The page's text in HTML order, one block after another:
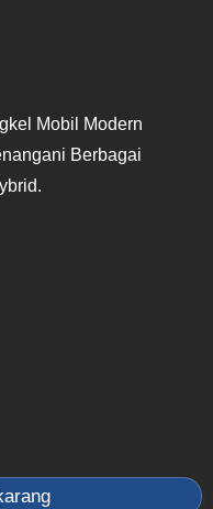
Mobil Modern
Berbagai